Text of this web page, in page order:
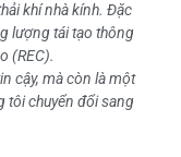
khí nhà kính. Đặc
lượng tái tạo thông
(REC).
cậy, mà còn là một
tôi chuyển đổi sang